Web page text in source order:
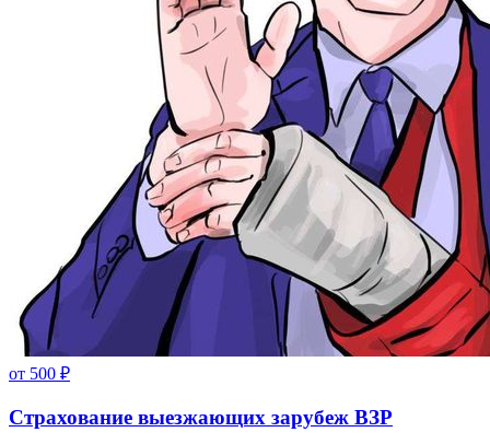
от 500 ₽
Страхование выезжающих зарубеж ВЗР